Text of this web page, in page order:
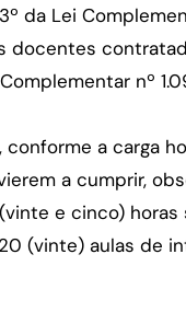
da Lei
docentes
nº
conforme a carga
a cumprir,
e cinco) horas
(vinte) aulas de